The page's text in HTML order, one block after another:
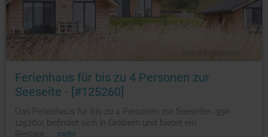
Ferienhaus für bis zu 4 Personen zur
Seeseite - [#125260]
Das Ferienhaus für bis zu 4 Personen zur Seeseite -33#
125260] befindet sich in Gröbern und bietet ein
Restaur
mehr